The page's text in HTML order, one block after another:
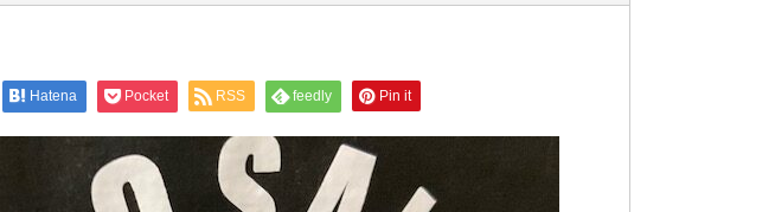
Hatena Pocket RSS feedly Pin it